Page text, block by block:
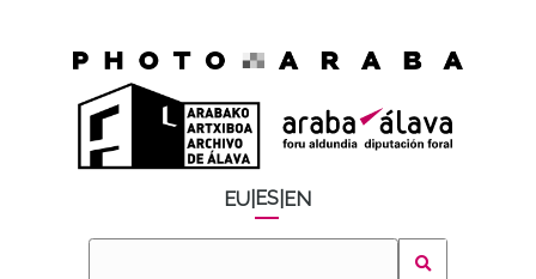
EU ES EN